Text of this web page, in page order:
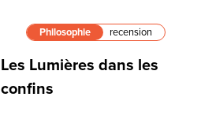
Philosophie recension
Les Lumières dans les
confins